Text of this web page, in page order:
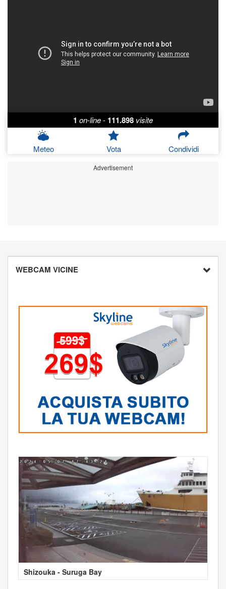
1 on-line- 111.898 visite
Meteo Vota Condividi
Advertisement
WEBCAM VICINE
Shizouka - Suruga Bay